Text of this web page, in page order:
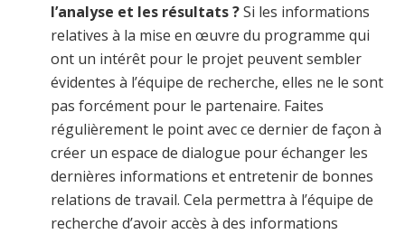
l’analyse et les résultats ?Si les informations
relatives à la mise en œuvre du programme qui
ont un intérêt pour le projet peuvent sembler
évidentes à l’équipe de recherche, elles ne le sont
pas forcément pour le partenaire. Faites
régulièrement le point avec ce dernier de façon à
créer un espace de dialogue pour échanger les
dernières informations et entretenir de bonnes
relations de travail. Cela permettra à l’équipe de
recherche d’avoir accès à des informations